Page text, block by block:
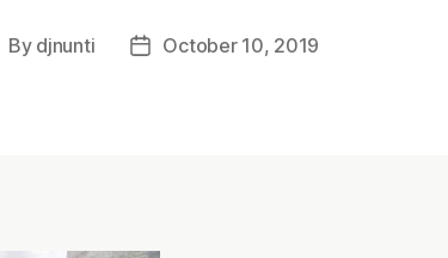
By djnunti
PostOctober 10, 2019